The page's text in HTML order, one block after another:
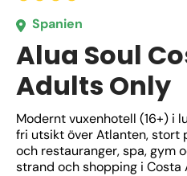
Spanien
Alua Soul
Adults Only
Modernt vuxenhotell (16+) i
fri utsikt över Atlanten, stort
och restauranger, spa, gym
strand och shopping i Costa